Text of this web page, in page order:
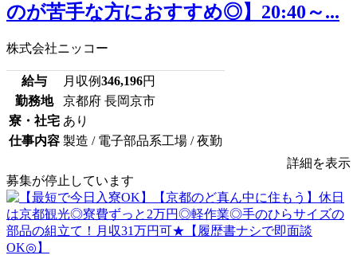
のが苦手な方におすすめ◎】20:40～...
株式会社ニッコー
給与 月収例346,196円
勤務地
京都府 長岡京市
寮・社宅 あり
仕事内容 製造 / 電子部品系工場 / 夜勤
詳細を表示
募集が停止しています